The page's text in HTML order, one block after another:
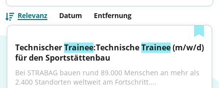
Relevanz Datum Entfernung
Technischer Trainee:Technische Trainee (m/w/d)
für den Sportstättenbau
Bei STRABAG bauen rund 89.000 Menschen an mehr als
2.400 Standorten weltweit am Fortschritt....